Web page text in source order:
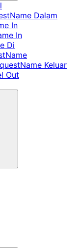
Dalam
In
In
Di
Keluar
Out